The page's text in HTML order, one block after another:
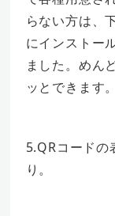
らない方は、
にインストー
ました。めん
ッとできます。
5.QRコードの
り。